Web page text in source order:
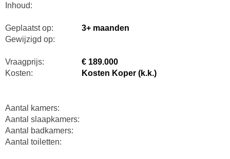
Inhoud:
Geplaatst op:
3+ maanden
Gewijzigd op:
Vraagprijs:
€ 189.000
Kosten:
Kosten Koper (k.k.)
Aantal kamers:
Aantal slaapkamers:
Aantal badkamers:
Aantal toiletten: